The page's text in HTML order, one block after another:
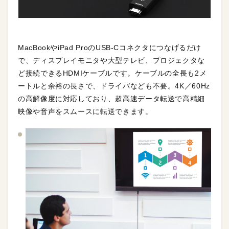
MacBookやiPad ProのUSB-Cコネクタにつなげるだけ
で、ディスプレイモニタや大型テレビ、プロジェクタな
ど接続できるHDMIケーブルです。ケーブルの全長も2メ
ートルと余裕の長さで、ドライバなども不要。4K／60Hz
の高解像度に対応しており、超高速データ転送で高精細
映像や音声をスムースに転送できます。